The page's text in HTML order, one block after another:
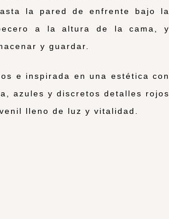
la pared de enfrente bajo la
a la altura de la cama, y
y guardar.
e inspirada en una estética con
azules y discretos detalles rojos
lleno de luz y vitalidad.